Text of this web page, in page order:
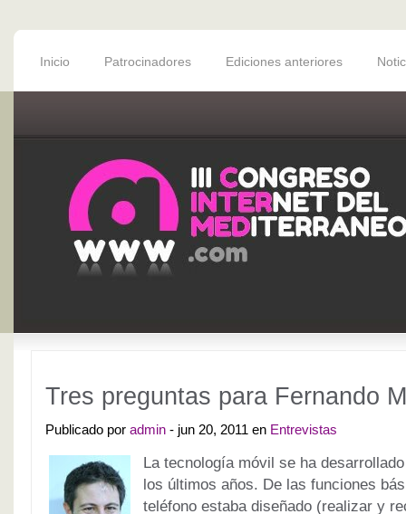
Inicio Patrocinadores Ediciones anteriores
Tres preguntas para Fernando
Publicado por admin - jun 20, 2011 en Entrevistas
La tecnología móvil se ha
los últimos años. De las funciones
teléfono estaba diseñado (realizar y